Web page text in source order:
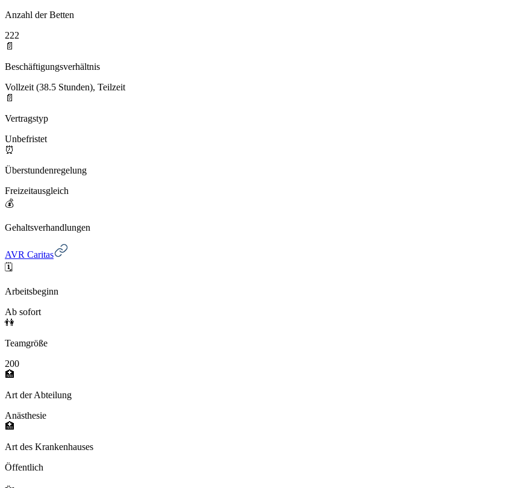
Anzahl der Betten
222
📄
Beschäftigungsverhältnis
Vollzeit (38.5 Stunden), Teilzeit
📄
Vertragstyp
Unbefristet
⏰
Überstundenregelung
Freizeitausgleich
💰
Gehaltsverhandlungen
AVR Caritas
🗓️
Arbeitsbeginn
Ab sofort
👫
Teamgröße
200
🏥
Art der Abteilung
Anästhesie
🏥
Art des Krankenhauses
Öffentlich